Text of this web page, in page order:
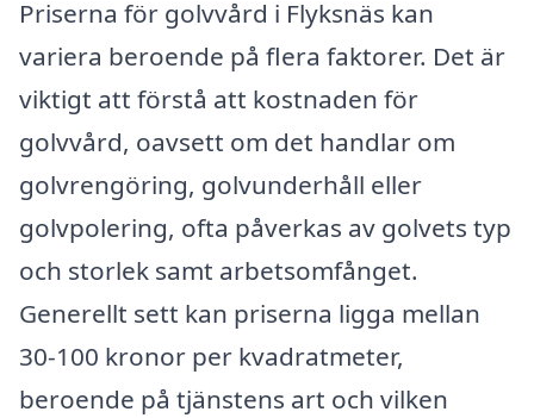
Priserna för golvvård i Flyksnäs kan
variera beroende på flera faktorer. Det är
viktigt att förstå att kostnaden för
golvvård, oavsett om det handlar om
golvrengöring, golvunderhåll eller
golvpolering, ofta påverkas av golvets typ
och storlek samt arbetsomfånget.
Generellt sett kan priserna ligga mellan
30-100 kronor per kvadratmeter,
beroende på tjänstens art och vilken